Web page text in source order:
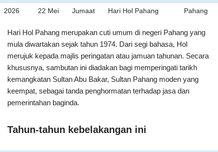
2026 22 Mei Jumaat Hari Hol Pahang Pahang
Hari Hol Pahang merupakan cuti umum di negeri Pahang yang
mula diwartakan sejak tahun 1974. Dari segi bahasa, Hol
merujuk kepada majlis peringatan atau jamuan tahunan. Secara
khususnya, sambutan ini diadakan bagi memperingati tarikh
kemangkatan Sultan Abu Bakar, Sultan Pahang moden yang
keempat, sebagai tanda penghormatan terhadap jasa dan
pemerintahan baginda.
Tahun-tahun kebelakangan ini